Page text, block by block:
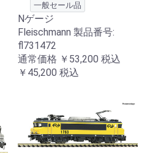
一般セール品
Nゲージ
Fleischmann 製品番号:
fl731472
通常価格 ￥53,200 税込
￥45,200 税込